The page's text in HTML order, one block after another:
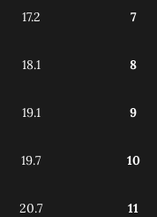
17.2 7
18.1 8
19.1 9
19.7 10
20.7 11